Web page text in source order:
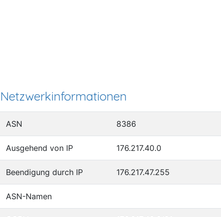
Netzwerkinformationen
ASN 8386
Ausgehend von IP 176.217.40.0
Beendigung durch IP 176.217.47.255
ASN-Namen